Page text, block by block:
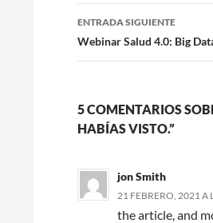
entradas
ENTRADA SIGUIENTE
Webinar Salud 4.0: Big
5 COMENTARIOS
HABÍAS VISTO.”
jon Smith
21 FEBRERO, 2021 A
the article, and